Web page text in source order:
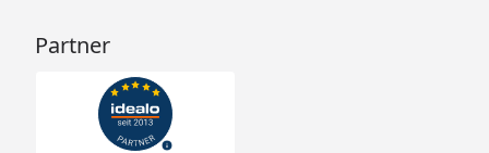
Partner